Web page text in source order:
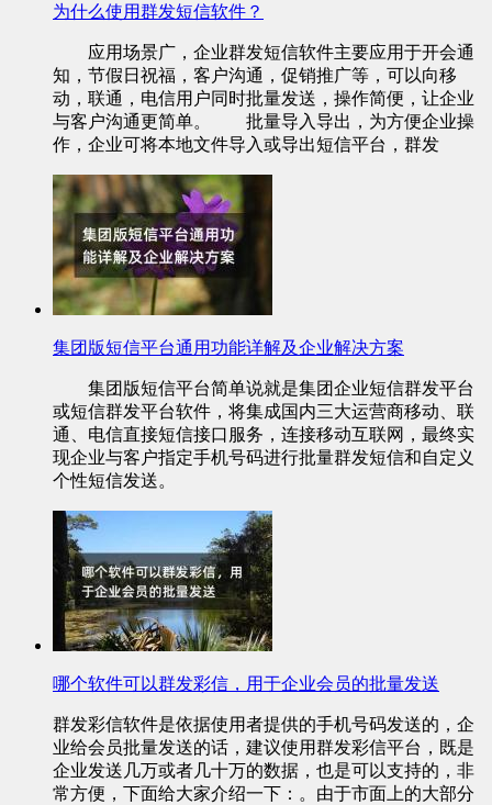
为什么使用群发短信软件？
应用场景广，企业群发短信软件主要应用于开会通
知，节假日祝福，客户沟通，促销推广等，可以向移
动，联通，电信用户同时批量发送，操作简便，让企业
与客户沟通更简单。 批量导入导出，为方便企业操
作，企业可将本地文件导入或导出短信平台，群发
集团版短信平台通用功能详解及企业解决方案
集团版短信平台简单说就是集团企业短信群发平台
或短信群发平台软件，将集成国内三大运营商移动、联
通、电信直接短信接口服务，连接移动互联网，最终实
现企业与客户指定手机号码进行批量群发短信和自定义
个性短信发送。
哪个软件可以群发彩信，用于企业会员的批量发送
群发彩信软件是依据使用者提供的手机号码发送的，企
业给会员批量发送的话，建议使用群发彩信平台，既是
企业发送几万或者几十万的数据，也是可以支持的，非
常方便，下面给大家介绍一下：。由于市面上的大部分